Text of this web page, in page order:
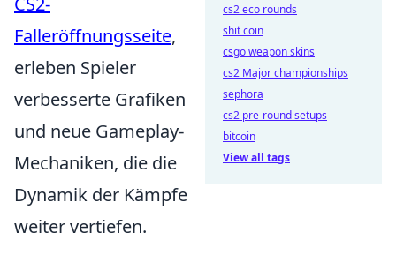
Falleröffnungsseite,
erleben Spieler
verbesserte Grafiken
und neue Gameplay-
Mechaniken, die die
Dynamik der Kämpfe
weiter vertiefen.
cs2 eco rounds
shit coin
csgo weapon skins
cs2 Major championships
sephora
cs2 pre-round setups
bitcoin
View all tags